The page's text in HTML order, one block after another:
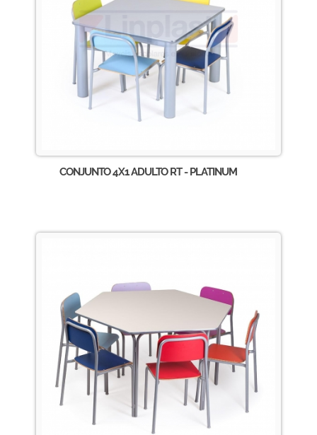
CONJUNTO 4X1 ADULTO RT - PLATINUM